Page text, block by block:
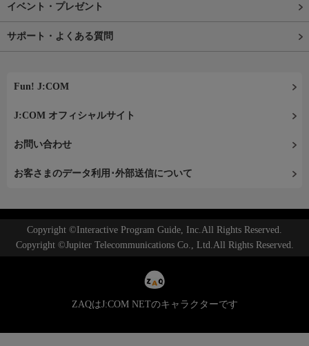
イベント・プレゼント
サポート・よくある質問
Fun! J:COM
J:COM オフィシャルサイト
お問い合わせ
お客さまのデータ利用･外部送信について
Copyright ©Interactive Program Guide, Inc.All Rights Reserved.
Copyright ©Jupiter Telecommunications Co., Ltd.All Rights Reserved.
ZAQはJ:COM NETのキャラクターです